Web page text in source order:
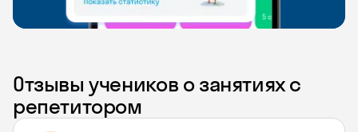
Отзывы учеников о занятиях с
репетитором